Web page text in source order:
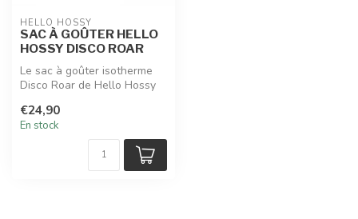
HELLO HOSSY
SAC À GOÛTER HELLO
HOSSY DISCO ROAR
Le sac à goûter isotherme
Disco Roar de Hello Hossy
pet...
€24,90
En stock